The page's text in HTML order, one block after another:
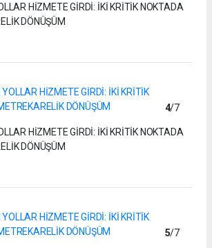
HİZMETE GİRDİ: İKİ KRİTİK NOKTADA
DÖNÜŞÜM
4/7
HİZMETE GİRDİ: İKİ KRİTİK NOKTADA
DÖNÜŞÜM
5/7